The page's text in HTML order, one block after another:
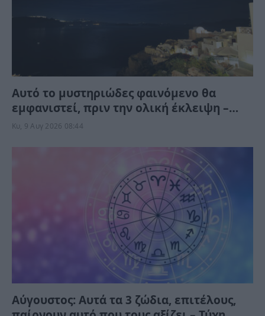
Αυτό το μυστηριώδες φαινόμενο θα
εμφανιστεί, πριν την ολική έκλειψη –
Μπορείτε να το δείτε αλλά όχι να το
Κυ, 9 Αυγ 2026 08:44
Αύγουστος: Αυτά τα 3 ζώδια, επιτέλους,